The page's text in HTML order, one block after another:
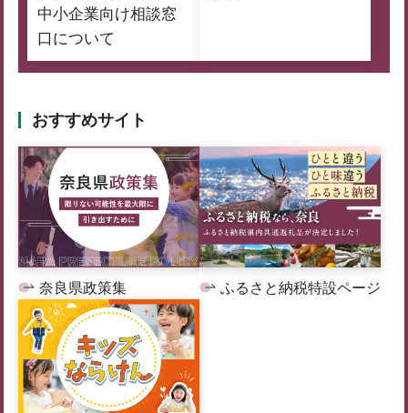
中小企業向け相談窓
口について
おすすめサイト
奈良県政策集 ふるさと納税特設ページ